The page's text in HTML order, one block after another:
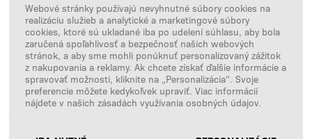
Instagram
Copyright © 2026 SFD S. A.
PLATBY SPRACÚVA
Webové stránky používajú nevyhnutné súbory cookies na
realizáciu služieb a analytické a marketingové súbory
cookies, ktoré sú ukladané iba po udelení súhlasu, aby bola
zaručená spoľahlivosť a bezpečnosť našich webových
stránok, a aby sme mohli ponúknuť personalizovaný zážitok
z nakupovania a reklamy. Ak chcete získať ďalšie informácie a
spravovať možnosti, kliknite na „Personalizácia“. Svoje
preferencie môžete kedykoľvek upraviť. Viac informácií
nájdete v našich zásadách využívania osobných údajov.